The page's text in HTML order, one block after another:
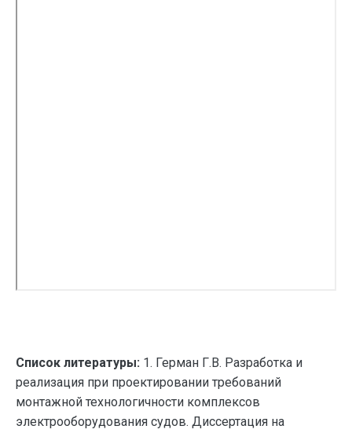
Список литературы: 1. Герман Г.В. Разработка и
реализация при проектировании требований
монтажной технологичности комплексов
электрооборудования судов. Диссертация на